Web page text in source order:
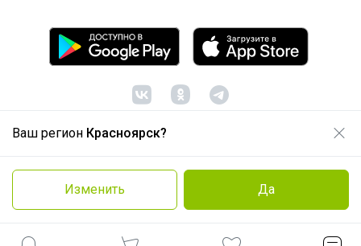
Ваш регион Красноярск?
Изменить Да
© ООО "Лявита", ОГРН 1122468054070, 2012 -2026
Политика конфиденциальности
Cоглашение пользователя